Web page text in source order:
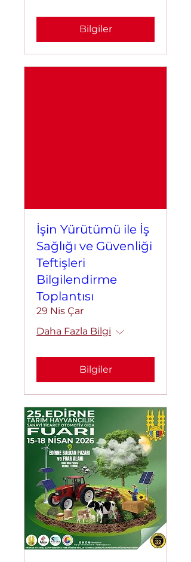
Bilgiler
İşin Yürütümü ile İş
Sağlığı ve Güvenliği
Teftişleri
Bilgilendirme
Toplantısı
29 Nis Çar
Daha Fazla Bilgi
Bilgiler